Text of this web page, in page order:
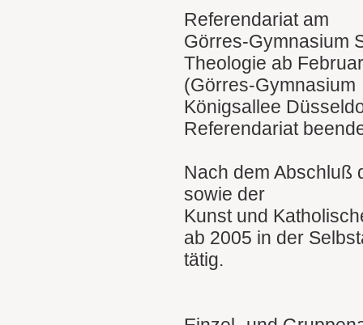
Referendariat am
Görres-Gymnasium
Theologie ab
(Görres-Gymnasium
Königsallee
Referendariat
Nach dem Abschluß
sowie der
Kunst und
ab 2005 in der
tätig.